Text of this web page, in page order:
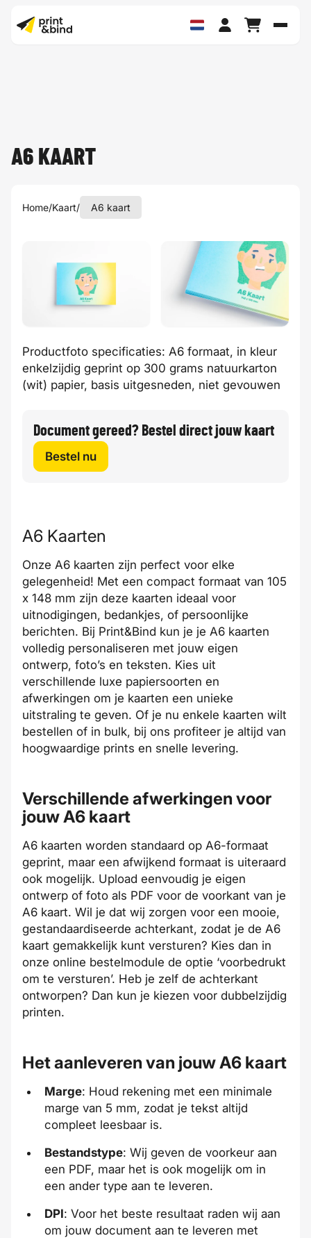
A6 KAART
Home/Kaart/ A6 kaart
Productfoto specificaties: A6 formaat, in kleur
enkelzijdig geprint op 300 grams natuurkarton
(wit) papier, basis uitgesneden, niet gevouwen
Document gereed? Bestel direct jouw kaart
Bestel nu
A6 Kaarten
Onze A6 kaarten zijn perfect voor elke
gelegenheid! Met een compact formaat van 105
x 148 mm zijn deze kaarten ideaal voor
uitnodigingen, bedankjes, of persoonlijke
berichten. Bij Print&Bind kun je je A6 kaarten
volledig personaliseren met jouw eigen
ontwerp, foto’s en teksten. Kies uit
verschillende luxe papiersoorten en
afwerkingen om je kaarten een unieke
uitstraling te geven. Of je nu enkele kaarten wilt
bestellen of in bulk, bij ons profiteer je altijd van
hoogwaardige prints en snelle levering.
Verschillende afwerkingen voor
jouw A6 kaart
A6 kaarten worden standaard op A6-formaat
geprint, maar een afwijkend formaat is uiteraard
ook mogelijk. Upload eenvoudig je eigen
ontwerp of foto als PDF voor de voorkant van je
A6 kaart. Wil je dat wij zorgen voor een mooie,
gestandaardiseerde achterkant, zodat je de A6
kaart gemakkelijk kunt versturen? Kies dan in
onze online bestelmodule de optie ‘voorbedrukt
om te versturen’. Heb je zelf de achterkant
ontworpen? Dan kun je kiezen voor dubbelzijdig
printen.
Het aanleveren van jouw A6 kaart
Marge: Houd rekening met een minimale
marge van 5 mm, zodat je tekst altijd
compleet leesbaar is.
Bestandstype: Wij geven de voorkeur aan
een PDF, maar het is ook mogelijk om in
een ander type aan te leveren.
DPI: Voor het beste resultaat raden wij aan
om jouw document aan te leveren met